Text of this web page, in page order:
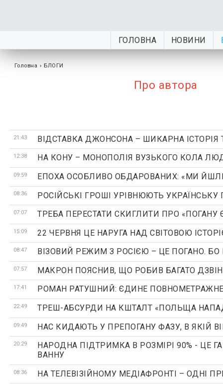
ГОЛОВНА НОВИНИ
Головна › БЛОГИ
Про автора
21:43 ВІДСТАВКА ДЖОНСОНА – ШИКАРНА
12:38 НА КОНУ – МОНОПОЛІЯ ВУЗЬКОГО КОЛА
09:59 ЕПОХА ОСОБЛИВО ОБДАРОВАНИХ: «МИ
08:36 РОСІЙСЬКІ ГРОШІ УРІВНЮЮТЬ
07:07 ТРЕБА ПЕРЕСТАТИ СКИГЛИТИ ПРО «ПОГАНУ
15:09 22 ЧЕРВНЯ ЦЕ НАРУГА НАД СВІТОВОЮ
08:47 ВІЗОВИЙ РЕЖИМ З РОСІЄЮ – ЦЕ ПОГАНО.
07:57 МАКРОН ПОЯСНИВ, ЩО РОБИВ БАГАТО
17:41 РОМАН РАТУШНИЙ: ЄДИНЕ
22:49 ТРЕШ-АБСУРДИ НА КШТАЛТ «ПОЛЬЩА
09:49 НАС КИДАЮТЬ У ПРЕПОГАНУ ФАЗУ, В ЯКІЙ
20:29
НАРОДНА ПІДТРИМКА В РОЗМІРІ 90% - ЦЕ
ВАННУ
08:36 НА ТЕЛЕВІЗІЙНОМУ МЕДІАФРОНТІ – ОДНІ